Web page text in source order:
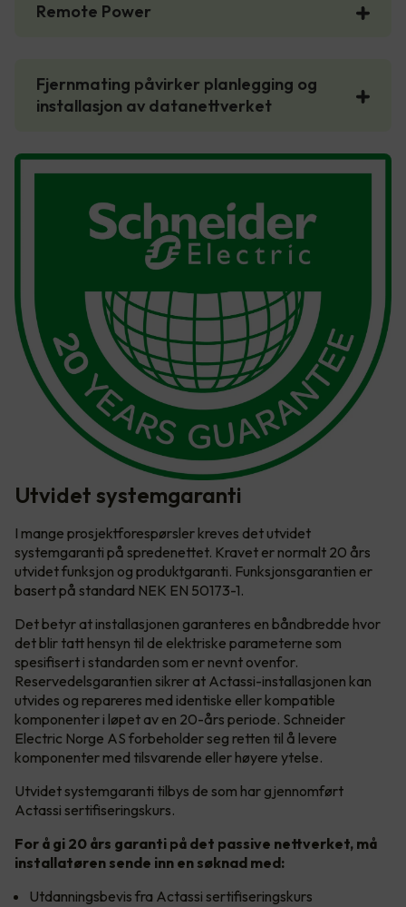
Remote Power
Fjernmating påvirker planlegging og
installasjon av datanettverket
Utvidet systemgaranti
I mange prosjektforespørsler kreves det utvidet
systemgaranti på spredenettet. Kravet er normalt 20 års
utvidet funksjon og produktgaranti. Funksjonsgarantien er
basert på standard NEK EN 50173-1.
Det betyr at installasjonen garanteres en båndbredde hvor
det blir tatt hensyn til de elektriske parameterne som
spesifisert i standarden som er nevnt ovenfor.
Reservedelsgarantien sikrer at Actassi-installasjonen kan
utvides og repareres med identiske eller kompatible
komponenter i løpet av en 20-års periode. Schneider
Electric Norge AS forbeholder seg retten til å levere
komponenter med tilsvarende eller høyere ytelse.
Utvidet systemgaranti tilbys de som har gjennomført
Actassi sertifiseringskurs.
For å gi 20 års garanti på det passive nettverket, må
installatøren sende inn en søknad med:
Utdanningsbevis fra Actassi sertifiseringskurs